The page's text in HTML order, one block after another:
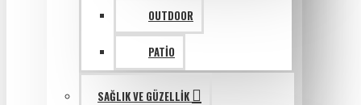
OUTDOOR
PATIO
SAĞLIK VE GÜZELLIK